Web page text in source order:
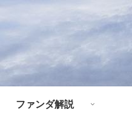
ファンダ解説